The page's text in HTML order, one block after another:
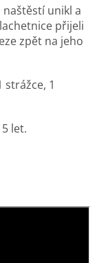
naštěstí unikl a
přijeli
zpět na jeho
strážce, 1
let.